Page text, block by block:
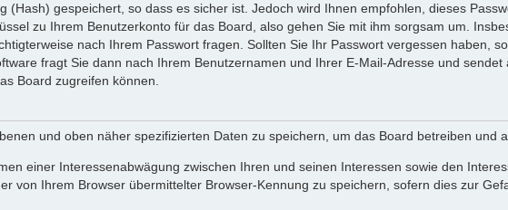
(Hash) gespeichert, so dass es sicher ist. Jedoch wird Ihnen empfohlen, dieses
zu Ihrem Benutzerkonto für das Board, also gehen Sie mit ihm sorgsam um.
nach Ihrem Passwort fragen. Sollten Sie Ihr Passwort vergessen haben,
fragt Sie dann nach Ihrem Benutzernamen und Ihrer E-Mail-Adresse und
Board zugreifen können.
und oben näher spezifizierten Daten zu speichern, um das Board betreiben und
einer Interessenabwägung zwischen Ihren und seinen Interessen sowie den
von Ihrem Browser übermittelter Browser-Kennung zu speichern, sofern dies zur